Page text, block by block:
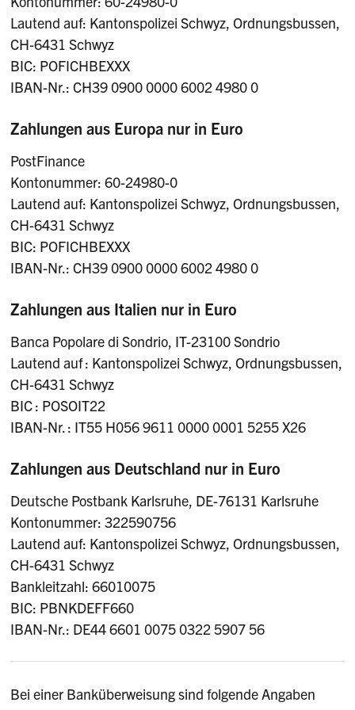
Lautend auf: Kantonspolizei Schwyz, Ordnungsbussen,
CH-6431 Schwyz
BIC: POFICHBEXXX
IBAN-Nr.: CH39 0900 0000 6002 4980 0
Zahlungen aus Europa nur in Euro
PostFinance
Kontonummer: 60-24980-0
Lautend auf: Kantonspolizei Schwyz, Ordnungsbussen,
CH-6431 Schwyz
BIC: POFICHBEXXX
IBAN-Nr.: CH39 0900 0000 6002 4980 0
Zahlungen aus Italien nur in Euro
Banca Popolare di Sondrio, IT-23100 Sondrio
Lautend auf : Kantonspolizei Schwyz, Ordnungsbussen,
CH-6431 Schwyz
BIC : POSOIT22
IBAN-Nr. : IT55 H056 9611 0000 0001 5255 X26
Zahlungen aus Deutschland nur in Euro
Deutsche Postbank Karlsruhe, DE-76131 Karlsruhe
Kontonummer: 322590756
Lautend auf: Kantonspolizei Schwyz, Ordnungsbussen,
CH-6431 Schwyz
Bankleitzahl: 66010075
BIC: PBNKDEFF660
IBAN-Nr.: DE44 6601 0075 0322 5907 56
Bei einer Banküberweisung sind folgende Angaben